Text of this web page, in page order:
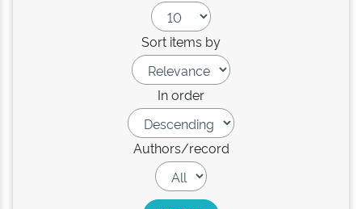
Sort items by
In order
Authors/record